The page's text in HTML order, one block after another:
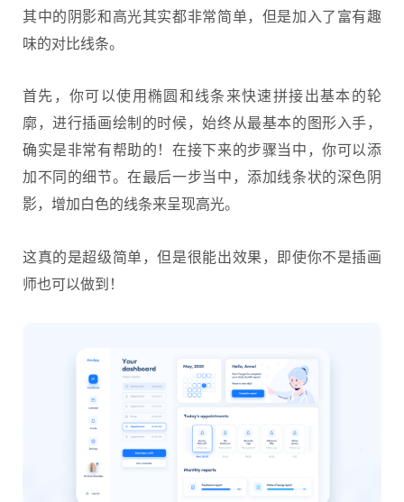
其中的阴影和高光其实都非常简单，但是加入了富有趣
味的对比线条。
首先，你可以使用椭圆和线条来快速拼接出基本的轮
廓，进行插画绘制的时候，始终从最基本的图形入手，
确实是非常有帮助的！在接下来的步骤当中，你可以添
加不同的细节。在最后一步当中，添加线条状的深色阴
影，增加白色的线条来呈现高光。
这真的是超级简单，但是很能出效果，即使你不是插画
师也可以做到！